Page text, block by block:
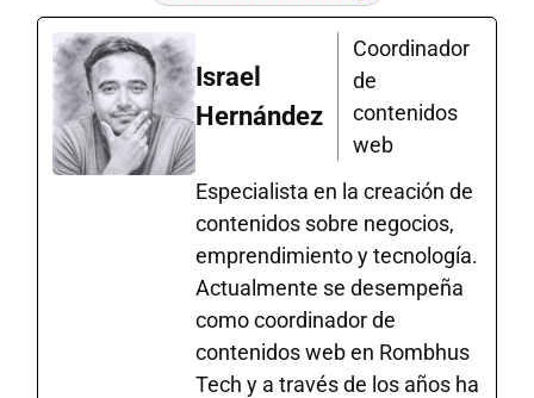
Israel
Hernández
Coordinador
de
contenidos
web
Especialista en la creación de
contenidos sobre negocios,
emprendimiento y tecnología.
Actualmente se desempeña
como coordinador de
contenidos web en Rombhus
Tech y a través de los años ha